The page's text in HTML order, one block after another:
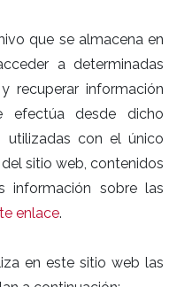
que se almacena en
a determinadas
recuperar información
efectúa desde dicho
utilizadas con el único
sitio web, contenidos
información sobre las
enlace.
en este sitio web las